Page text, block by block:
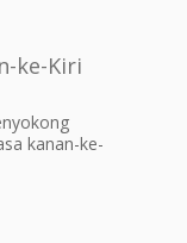
ke-Kiri
kanan-ke-